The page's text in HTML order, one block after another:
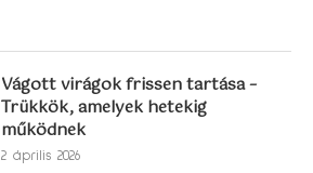
Vágott virágok frissen tartása –
Trükkök, amelyek hetekig
működnek
2 április 2026